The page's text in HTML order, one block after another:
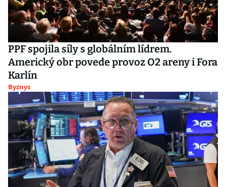
PPF spojila síly s globálním lídrem.
Americký obr povede provoz O2 areny i Fora
Karlín
Byznys